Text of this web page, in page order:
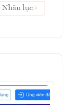
Nhân lực